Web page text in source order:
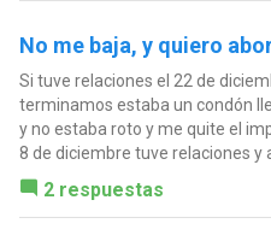
No me baja, y quiero
Si tuve relaciones el 22 de
terminamos estaba un condón
y no estaba roto y me quite el
8 de diciembre tuve relaciones y
2 respuestas